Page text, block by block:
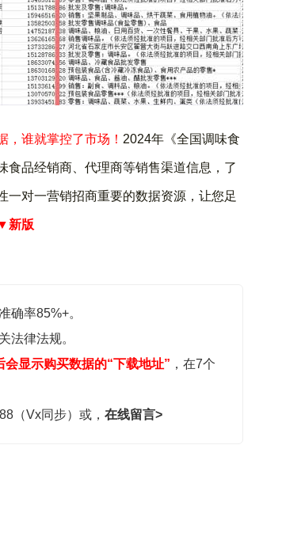
，谁就掌控了市场！ 2024年《全国调味食
食品经销商、代理商等销售渠道信息，了
一对一营销招商重要的数据资源，让您足
新版
确率85%+。
法律法规。
显示购买数据的“下载地址” ，在7个
（Vx同步）或， 在线留言>